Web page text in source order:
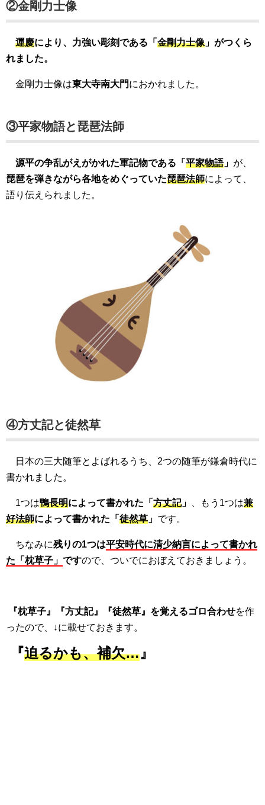
②金剛力士像
運慶により、力強い彫刻である「 金剛力士像 」がつくら
れました。
金剛力士像は東大寺南大門におかれました。
③平家物語と琵琶法師
源平の争乱がえがかれた軍記物である「 平家物語」 が、
琵琶を弾きながら各地をめぐっていた琵琶法師によって、
語り伝えられました。
④方丈記と徒然草
日本の三大随筆とよばれるうち、2つの随筆が鎌倉時代に
書かれました。
1つは鴨長明によって書かれた「 方丈記」 、もう1つは兼
好法師によって書かれた「 徒然草 」 です。
ちなみに残りの1つは平安時代に清少納言によって書かれ
た「枕草子」 ですので、ついでにおぼえておきましょう。
『枕草子』『方丈記』『徒然草』を覚えるゴロ合わせを作
ったので、↓に載せておきます。
『迫るかも、補欠…』